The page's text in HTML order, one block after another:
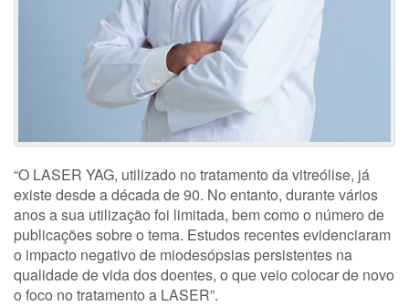
“O LASER YAG, utilizado no tratamento da vitreólise, já
existe desde a década de 90. No entanto, durante vários
anos a sua utilização foi limitada, bem como o número de
publicações sobre o tema. Estudos recentes evidenciaram
o impacto negativo de miodesópsias persistentes na
qualidade de vida dos doentes, o que veio colocar de novo
o foco no tratamento a LASER”.